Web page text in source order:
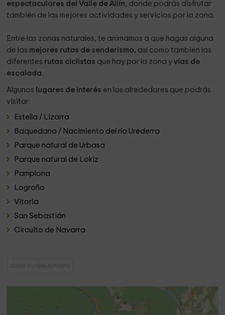
espectaculares del Valle de Allín, donde podrás disfrutar
también de las mejores actividades y servicios por la zona.
Entre las zonas naturales, te animamos a que hagas alguna
de las mejores rutas de senderismo, así como también las
diferentes rutas ciclistas que hay por la zona yvías de
escalada.
Algunos lugares de interés en los alrededores que podrás
visitar:
Estella / Lizarra
Baquedano / Nacimiento del río Urederra
Parque natural de Urbasa
Parque natural de Lokiz
Pamplona
Logroño
Vitoria
San Sebastián
Circuito de Navarra
Casas Rurales Amillano